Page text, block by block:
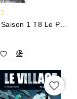
favorite_border